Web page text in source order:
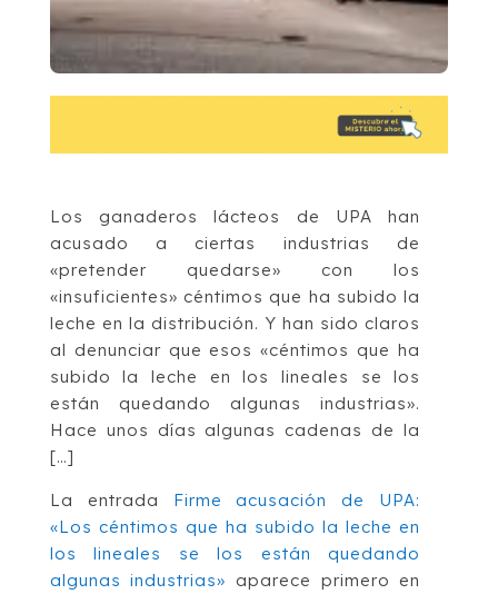
Los ganaderos lácteos de UPA han
acusado a ciertas industrias de
«pretender quedarse» con los
«insuficientes» céntimos que ha subido la
leche en la distribución. Y han sido claros
al denunciar que esos «céntimos que ha
subido la leche en los lineales se los
están quedando algunas industrias».
Hace unos días algunas cadenas de la
[…]
La entrada Firme acusación de UPA:
«Los céntimos que ha subido la leche en
los lineales se los están quedando
algunas industrias» aparece primero en